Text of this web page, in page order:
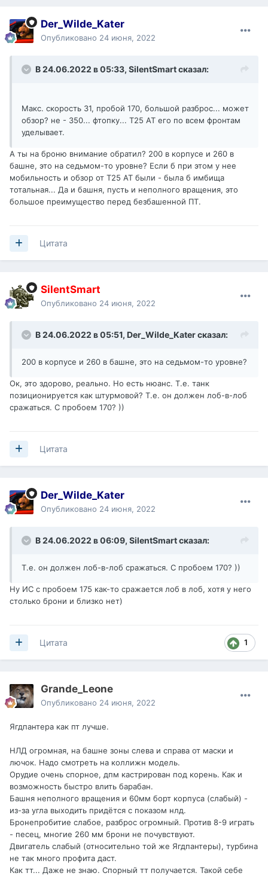
Der_Wilde_Kater
Опубликовано 24 июня, 2022
В 24.06.2022 в 05:33, SilentSmartсказал:
Макс. скорость 31, пробой 170, большой разброс... может
обзор? не - 350... фтопку... Т25 АТ его по всем фронтам
уделывает.
А ты на броню внимание обратил? 200 в корпусе и 260 в
башне, это на седьмом-то уровне? Если б при этом у нее
мобильность и обзор от Т25 АТ были - была б имбища
тотальная... Да и башня, пусть и неполного вращения, это
большое преимущество перед безбашенной ПТ.
Цитата
SilentSmart
Опубликовано 24 июня, 2022
В 24.06.2022 в 05:51, Der_Wilde_Katerсказал:
200 в корпусе и 260 в башне, это на седьмом-то уровне?
Ок, это здорово, реально. Но есть нюанс. Т.е. танк
позиционируется как штурмовой? Т.е. он должен лоб-в-лоб
сражаться. С пробоем 170? ))
Цитата
Der_Wilde_Kater
Опубликовано 24 июня, 2022
В 24.06.2022 в 06:09, SilentSmartсказал:
Т.е. он должен лоб-в-лоб сражаться. С пробоем 170? ))
Ну ИС с пробоем 175 как-то сражается лоб в лоб, хотя у него
столько брони и близко нет)
1
Цитата
Grande_Leone
Опубликовано 24 июня, 2022
Ягдпантера как пт лучше.
НЛД огромная, на башне зоны слева и справа от маски и
лючок. Надо смотреть на коллижн модель.
Орудие очень спорное, дпм кастрирован под корень. Как и
возможность быстро влить барабан.
Башня неполного вращения и 60мм борт корпуса (слабый) -
из-за угла выходить придётся с показом нлд.
Бронепробитие слабое, разброс огромный. Против 8-9 играть
- песец, многие 260 мм брони не почувствуют.
Двигатель слабый (относительно той же Ягдпантеры), турбина
не так много профита даст.
Как тт... Даже не знаю. Спорный тт получается. Такой себе